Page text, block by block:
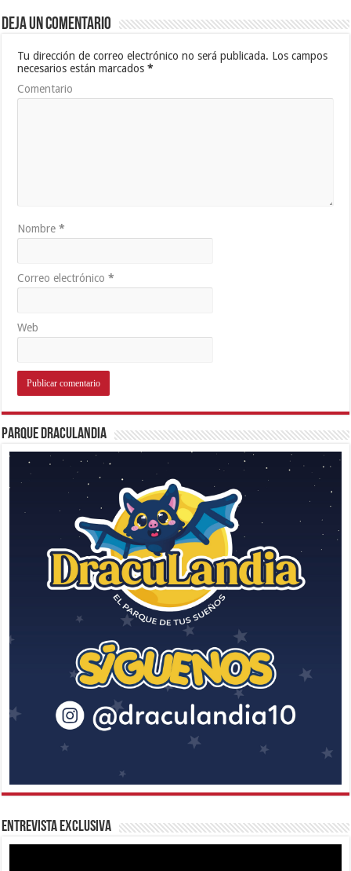
Deja un comentario
Tu dirección de correo electrónico no será publicada. Los campos
necesarios están marcados*
Comentario
Nombre*
Correo electrónico*
Web
Parque Draculandia
Entrevista Exclusiva